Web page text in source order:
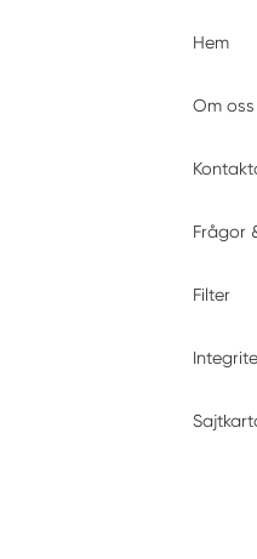
Hem
Om oss
Frågor
Filter